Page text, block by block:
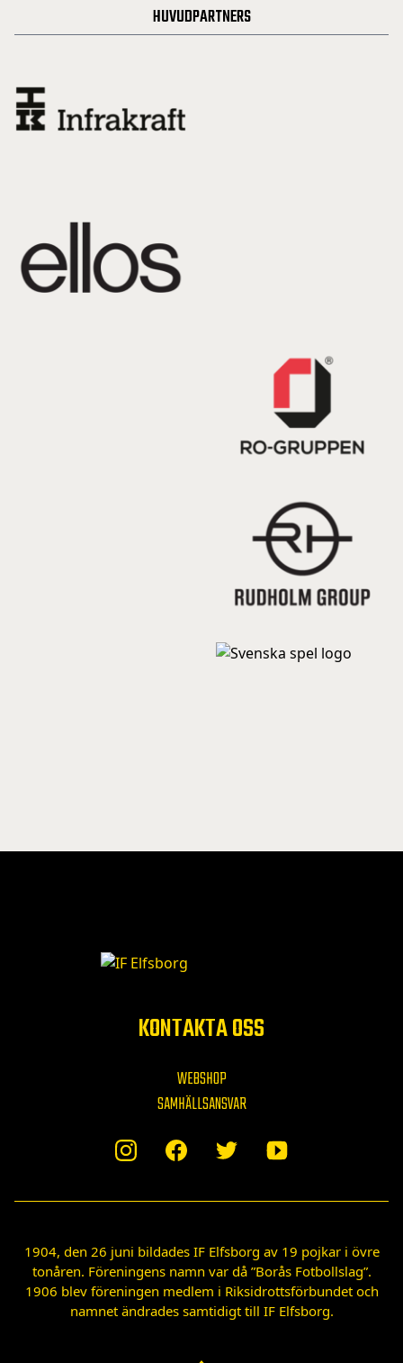
HUVUDPARTNERS
KONTAKTA OSS
WEBSHOP
SAMHÄLLSANSVAR
1904, den 26 juni bildades IF Elfsborg av 19 pojkar i övre
tonåren. Föreningens namn var då ”Borås Fotbollslag”.
1906 blev föreningen medlem i Riksidrottsförbundet och
namnet ändrades samtidigt till IF Elfsborg.